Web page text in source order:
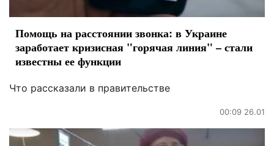
Помощь на расстоянии звонка: в Украине
заработает кризисная "горячая линия" – стали
известны ее функции
Что рассказали в правительстве
00:09 26.01